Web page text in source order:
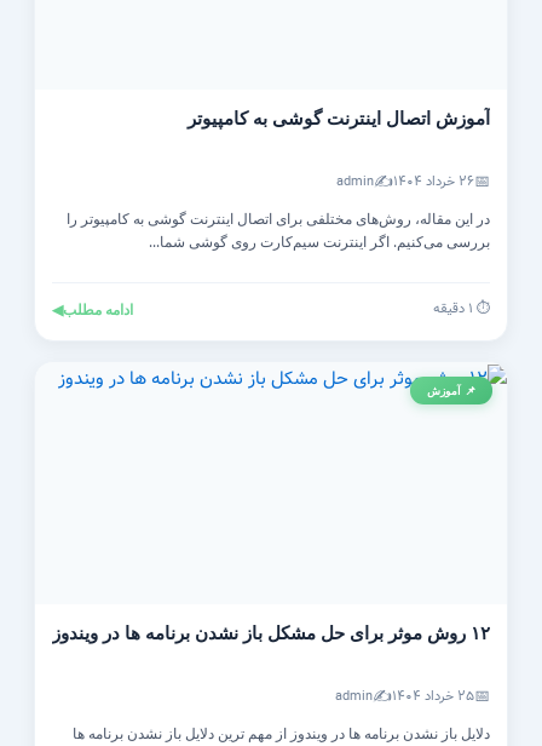
آموزش اتصال اینترنت گوشی به کامپیوتر
📅۲۶ خرداد ۱۴۰۴ ✍️
admin
در این مقاله، روش‌های مختلفی برای اتصال اینترنت گوشی به کامپیوتر را
بررسی می‌کنیم. اگر اینترنت سیم‌کارت روی گوشی شما...
⏱️ ۱ دقیقه ادامه مطلب◀
📌 آموزش
۱۲ روش موثر برای حل مشکل باز نشدن برنامه ها در ویندوز
📅۲۵ خرداد ۱۴۰۴ ✍️
admin
دلایل باز نشدن برنامه ها در ویندوز از مهم ترین دلایل باز نشدن برنامه ها